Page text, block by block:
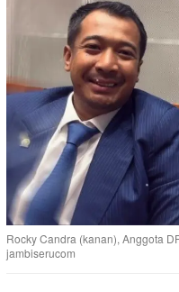
Rocky Candra (kanan), Anggota
jambiserucom